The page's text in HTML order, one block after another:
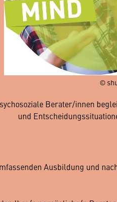
©
Berater/innen
und
Ausbildung und